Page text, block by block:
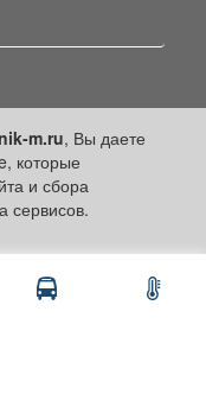
m.ru, Вы даете
которые
и сбора
сервисов.
рекламы»,
достоверность